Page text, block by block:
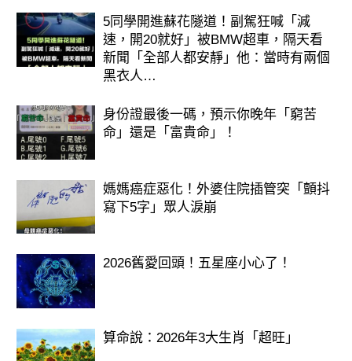
5同學開進蘇花隧道！副駕狂喊「減
速，開20就好」被BMW超車，隔天看
新聞「全部人都安靜」他：當時有兩個
黑衣人…
身份證最後一碼，預示你晚年「窮苦
命」還是「富貴命」！
媽媽癌症惡化！外婆住院插管突「顫抖
寫下5字」眾人淚崩
2026舊愛回頭！五星座小心了！
算命說：2026年3大生肖「超旺」